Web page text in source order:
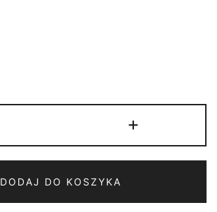
hamulcowe
V-
BRAKE
+
DODAJ DO KOSZYKA